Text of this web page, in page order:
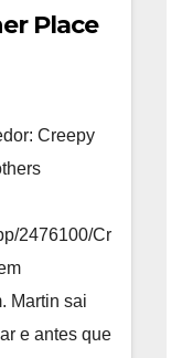
Place
Creepy
2476100/Cr
Martin sai
e antes que